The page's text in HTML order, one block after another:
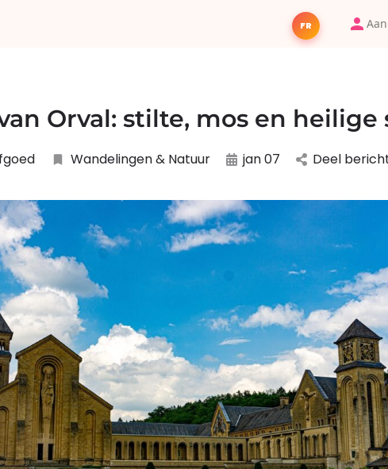
FR
Orval: stilte, mos en heilige
Wandelingen & Natuur jan 07 Deel